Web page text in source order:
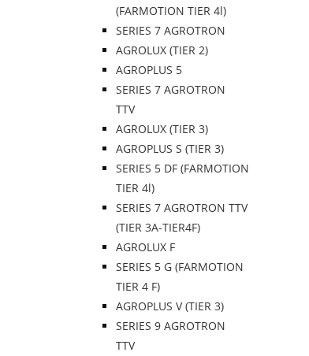
(FARMOTION TIER 4l)
SERIES 7 AGROTRON
AGROLUX (TIER 2)
AGROPLUS 5
SERIES 7 AGROTRON
TTV
AGROLUX (TIER 3)
AGROPLUS S (TIER 3)
SERIES 5 DF (FARMOTION
TIER 4l)
SERIES 7 AGROTRON TTV
(TIER 3A-TIER4F)
AGROLUX F
SERIES 5 G (FARMOTION
TIER 4 F)
AGROPLUS V (TIER 3)
SERIES 9 AGROTRON
TTV